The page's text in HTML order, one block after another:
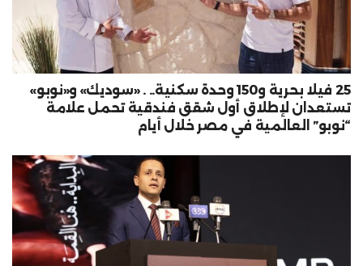
25 فيلا بحرية و150 وحدة سكنية.. . «سوديك» و«نوبو»
تستعدان لإطلاق أول شقق فندقية تحمل علامة
“نوبو” العالمية في مصر خلال أيام